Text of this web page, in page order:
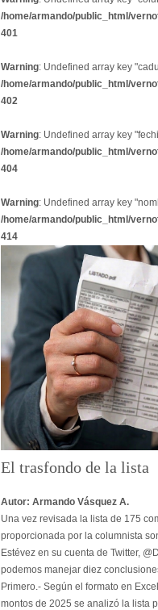
/home/armando/public_html/
401
Warning: Undefined array key
/home/armando/public_html/
402
Warning: Undefined array key
/home/armando/public_html/
404
Warning: Undefined array key
/home/armando/public_html/
414
El trasfondo de la lista
Autor: Armando Vásquez A.
Una vez revisada la lista de 175
proporcionada por la columnista
Estévez en su cuenta de Twitter,
podemos manejar diez
Primero.- Según el formato en
montos de 2025 se analizó la lista